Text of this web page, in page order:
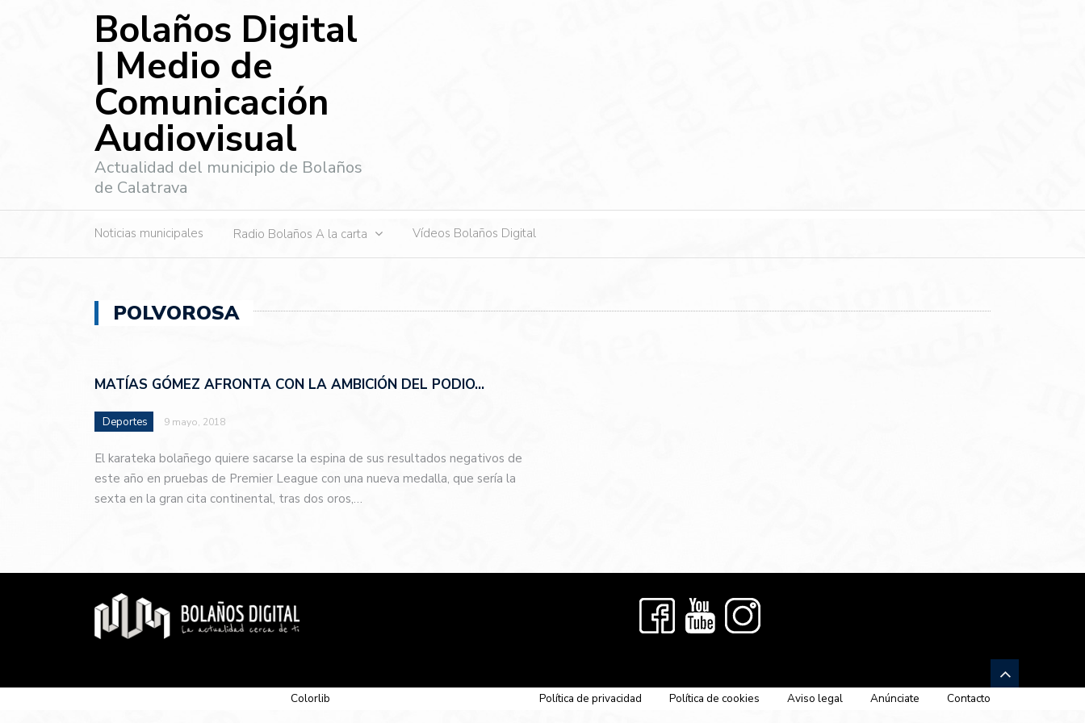
Bolaños Digital
| Medio de
Comunicación
Audiovisual
Actualidad del municipio de Bolaños
de Calatrava
Noticias municipales Radio Bolaños A la carta Vídeos Bolaños Digital
POLVOROSA
MATÍAS GÓMEZ AFRONTA CON LA AMBICIÓN DEL PODIO…
Deportes 9 mayo, 2018
El karateka bolañego quiere sacarse la espina de sus resultados negativos de
este año en pruebas de Premier League con una nueva medalla, que sería la
sexta en la gran cita continental, tras dos oros,…
Colorlib Política de privacidad Política de cookies Aviso legal Anúnciate Contacto